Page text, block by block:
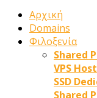
Αρχική
Domains
Φιλοξενία
Shared
VPS
SSD
Shared